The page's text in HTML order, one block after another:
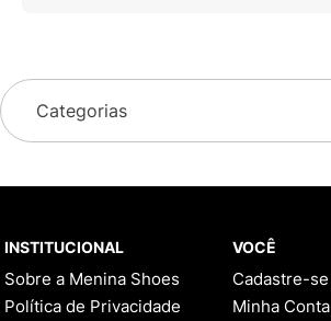
Categorias
INSTITUCIONAL
Sobre a Menina Shoes
Política de Privacidade
VOCÊ
Cadastre-se
Minha Conta